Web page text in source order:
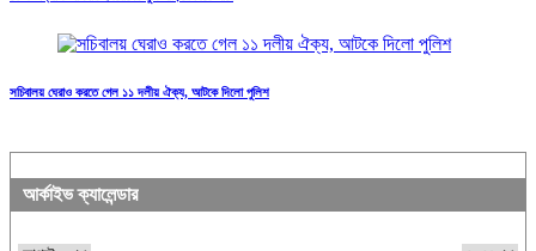
সচিবালয় ঘেরাও করতে গেল ১১ দলীয় ঐক্য, আটকে দিলো পুলিশ
আর্কাইভ ক্যালেন্ডার